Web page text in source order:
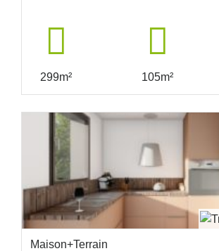
299m² 105m²
Maison+Terrain